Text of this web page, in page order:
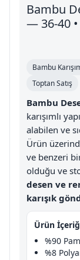
Bambu
— 36-40 •
Bambu
Toptan Satış
Bambu
karışımlı
alabilen ve
Ürün
ve benzeri
olduğu ve
desen ve
karışık
Ürün
%90
%8